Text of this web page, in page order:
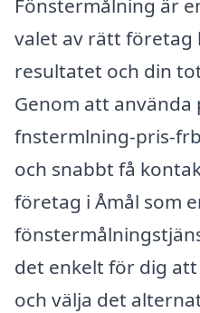
Fönstermålning är
valet av rätt företag
resultatet och din
Genom att
fnstermlning-pris-
och snabbt få
företag i Åmål som
det enkelt för dig
och välja det